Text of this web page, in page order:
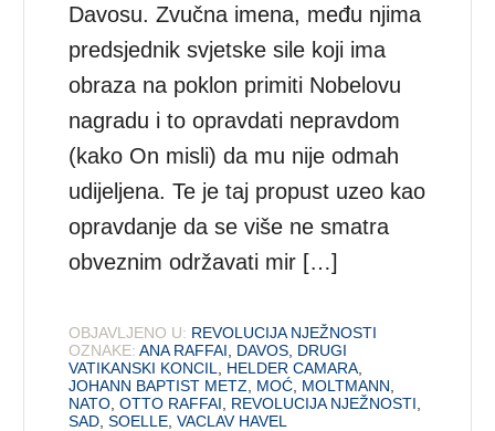
Davosu. Zvučna imena, među njima
predsjednik svjetske sile koji ima
obraza na poklon primiti Nobelovu
nagradu i to opravdati nepravdom
(kako On misli) da mu nije odmah
udijeljena. Te je taj propust uzeo kao
opravdanje da se više ne smatra
obveznim održavati mir […]
OBJAVLJENO U: REVOLUCIJA NJEŽNOSTI
OZNAKE: ANA RAFFAI DAVOS DRUGI
VATIKANSKI KONCIL
HELDER CAMARA
JOHANN BAPTIST METZ
MOĆ MOLTMANN
NATO ,OTTO RAFFAI REVOLUCIJA NJEŽNOSTI
SAD ,SOELLE ,VACLAV HAVEL